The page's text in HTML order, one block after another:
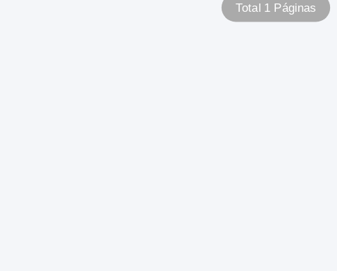
Total 1 Páginas